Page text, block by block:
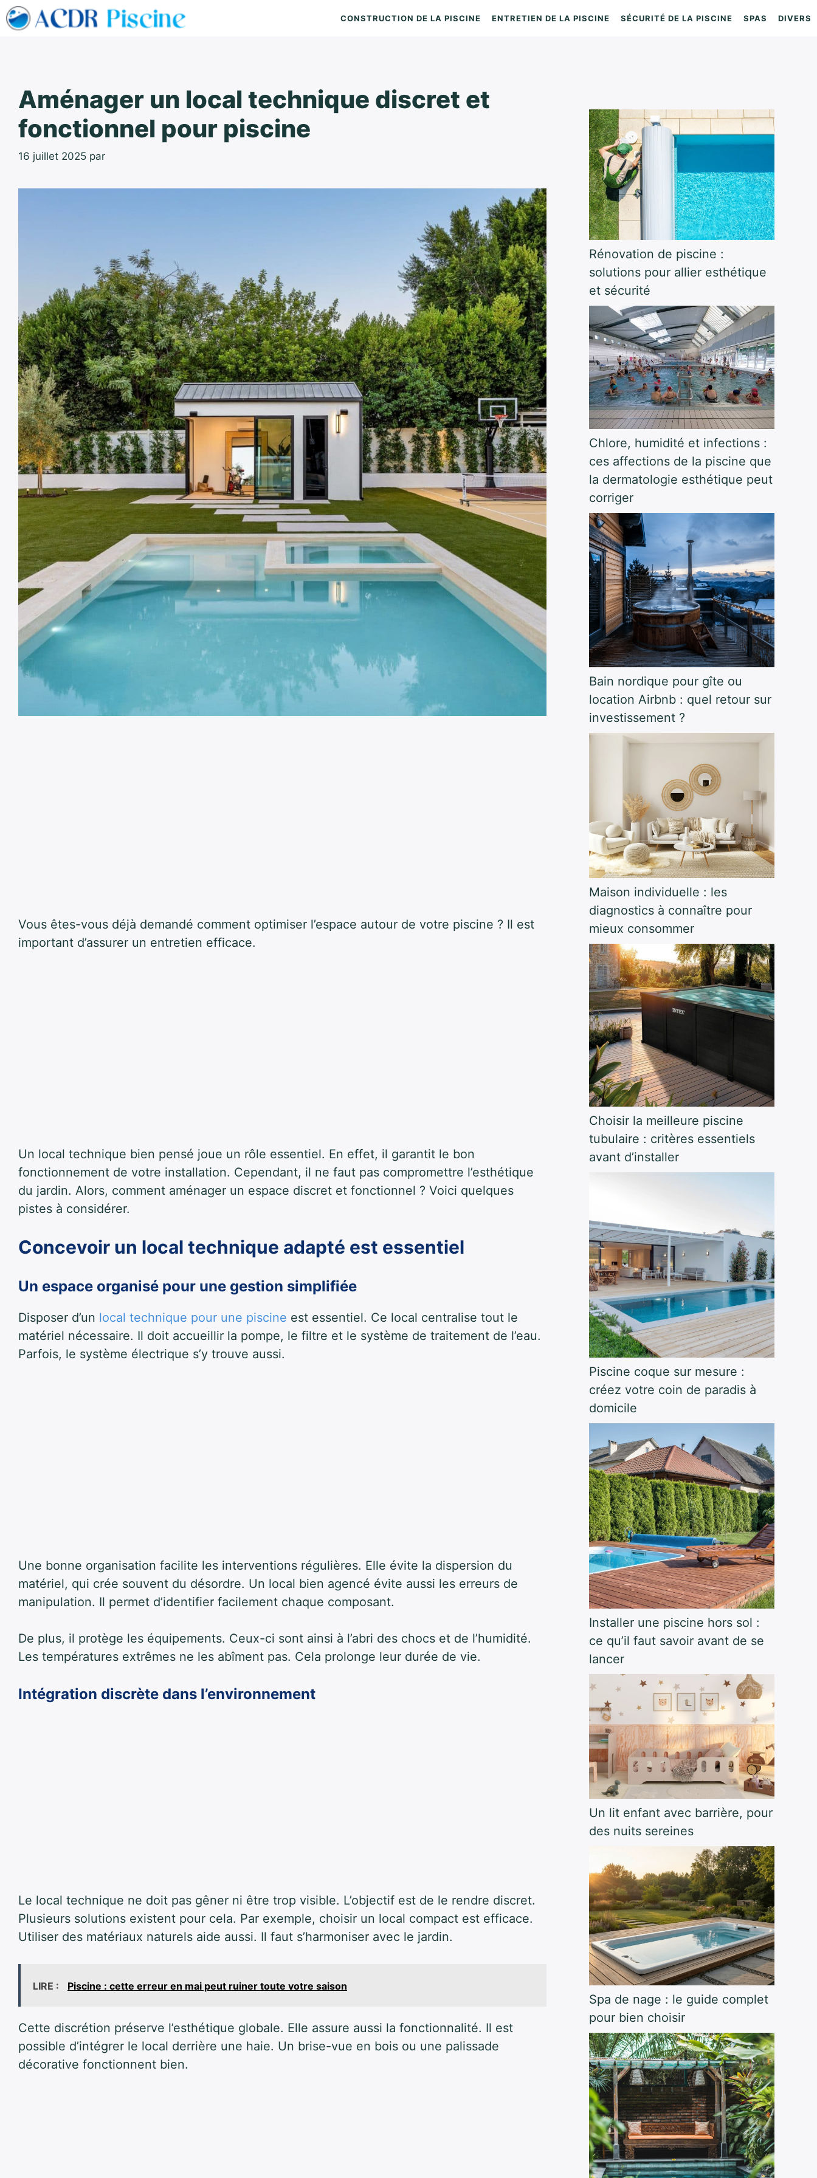
Aller
au
CONSTRUCTION DE LA PISCINE ENTRETIEN DE LA PISCINE SÉCURITÉ DE LA PISCINE SPAS DIVERS
Aménager un local technique discret et
fonctionnel pour piscine
16 juillet 2025 par
Vous êtes-vous déjà demandé comment optimiser l’espace autour de votre piscine ? Il est
important d’assurer un entretien efficace.
Un local technique bien pensé joue un rôle essentiel. En effet, il garantit le bon
fonctionnement de votre installation. Cependant, il ne faut pas compromettre l’esthétique
du jardin. Alors, comment aménager un espace discret et fonctionnel ? Voici quelques
pistes à considérer.
Concevoir un local technique adapté est essentiel
Un espace organisé pour une gestion simplifiée
Disposer d’un local technique pour une piscine est essentiel. Ce local centralise tout le
matériel nécessaire. Il doit accueillir la pompe, le filtre et le système de traitement de l’eau.
Parfois, le système électrique s’y trouve aussi.
Une bonne organisation facilite les interventions régulières. Elle évite la dispersion du
matériel, qui crée souvent du désordre. Un local bien agencé évite aussi les erreurs de
manipulation. Il permet d’identifier facilement chaque composant.
De plus, il protège les équipements. Ceux-ci sont ainsi à l’abri des chocs et de l’humidité.
Les températures extrêmes ne les abîment pas. Cela prolonge leur durée de vie.
Intégration discrète dans l’environnement
Le local technique ne doit pas gêner ni être trop visible. L’objectif est de le rendre discret.
Plusieurs solutions existent pour cela. Par exemple, choisir un local compact est efficace.
Utiliser des matériaux naturels aide aussi. Il faut s’harmoniser avec le jardin.
LIRE : Piscine : cette erreur en mai peut ruiner toute votre saison
Cette discrétion préserve l’esthétique globale. Elle assure aussi la fonctionnalité. Il est
possible d’intégrer le local derrière une haie. Un brise-vue en bois ou une palissade
décorative fonctionnent bien.
Rénovation de piscine :
solutions pour allier esthétique
et sécurité
Chlore, humidité et infections :
ces affections de la piscine que
la dermatologie esthétique peut
corriger
Bain nordique pour gîte ou
location Airbnb : quel retour sur
investissement ?
Maison individuelle : les
diagnostics à connaître pour
mieux consommer
Choisir la meilleure piscine
tubulaire : critères essentiels
avant d’installer
Piscine coque sur mesure :
créez votre coin de paradis à
domicile
Installer une piscine hors sol :
ce qu’il faut savoir avant de se
lancer
Un lit enfant avec barrière, pour
des nuits sereines
Spa de nage : le guide complet
pour bien choisir